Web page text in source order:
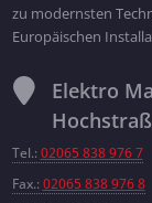
zu modernsten
Europäischen
Elektro
Tel.: 02065 838 976 7
Fax.: 02065 838 976 8